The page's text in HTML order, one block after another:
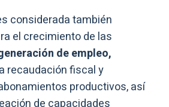
considerada también
el crecimiento de las
de empleo,
recaudación fiscal y
productivos, así
de capacidades